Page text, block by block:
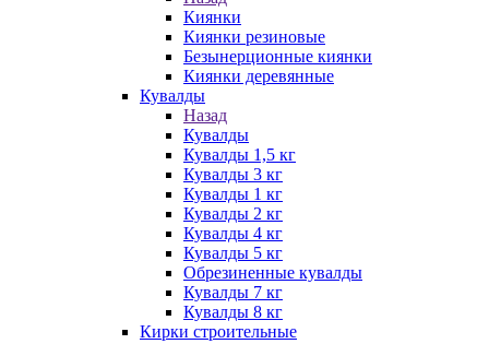
Киянки
Киянки резиновые
Безынерционные киянки
Киянки деревянные
Кувалды
Назад
Кувалды
Кувалды 1,5 кг
Кувалды 3 кг
Кувалды 1 кг
Кувалды 2 кг
Кувалды 4 кг
Кувалды 5 кг
Обрезиненные кувалды
Кувалды 7 кг
Кувалды 8 кг
Кирки строительные